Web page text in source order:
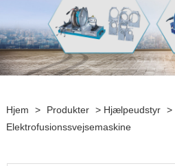
Hjem > Produkter > Hjælpeudstyr >
Elektrofusionssvejsemaskine